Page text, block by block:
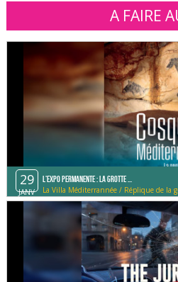
A FAIRE
29
JANV
L'expo permanente : La Grotte ...
La Villa Méditerrannée / Réplique de la